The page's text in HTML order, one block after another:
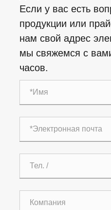
Если у вас есть
продукции или
нам свой адрес
мы свяжемся с
часов.